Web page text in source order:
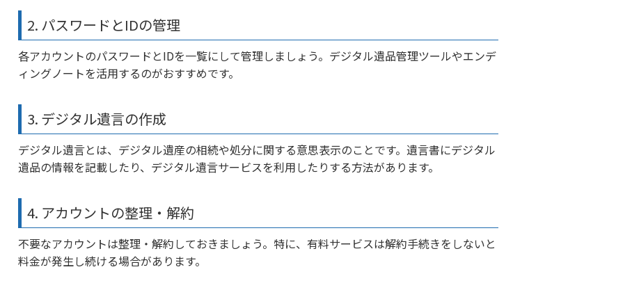
2. パスワードとIDの管理
各アカウントのパスワードとIDを一覧にして管理しましょう。デジタル遺品管理ツールやエンデ
ィングノートを活用するのがおすすめです。
3. デジタル遺言の作成
デジタル遺言とは、デジタル遺産の相続や処分に関する意思表示のことです。遺言書にデジタル
遺品の情報を記載したり、デジタル遺言サービスを利用したりする方法があります。
4. アカウントの整理・解約
不要なアカウントは整理・解約しておきましょう。特に、有料サービスは解約手続きをしないと
料金が発生し続ける場合があります。